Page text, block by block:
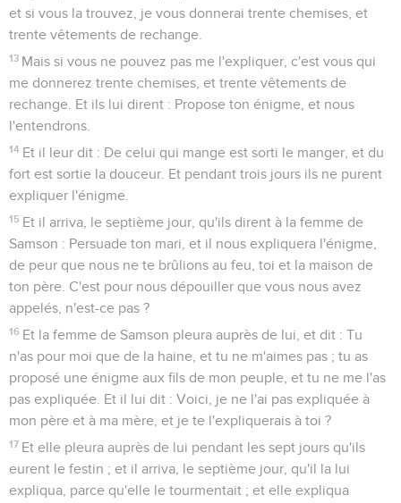
et si vous la trouvez, je vous donnerai trente chemises, et
trente vêtements de rechange.
13 Mais si vous ne pouvez pas me l'expliquer, c'est vous qui
me donnerez trente chemises, et trente vêtements de
rechange. Et ils lui dirent : Propose ton énigme, et nous
l'entendrons.
14 Et il leur dit : De celui qui mange est sorti le manger, et du
fort est sortie la douceur. Et pendant trois jours ils ne purent
expliquer l'énigme.
15 Et il arriva, le septième jour, qu'ils dirent à la femme de
Samson : Persuade ton mari, et il nous expliquera l'énigme,
de peur que nous ne te brûlions au feu, toi et la maison de
ton père. C'est pour nous dépouiller que vous nous avez
appelés, n'est-ce pas ?
16 Et la femme de Samson pleura auprès de lui, et dit : Tu
n'as pour moi que de la haine, et tu ne m'aimes pas ; tu as
proposé une énigme aux fils de mon peuple, et tu ne me l'as
pas expliquée. Et il lui dit : Voici, je ne l'ai pas expliquée à
mon père et à ma mère, et je te l'expliquerais à toi ?
17 Et elle pleura auprès de lui pendant les sept jours qu'ils
eurent le festin ; et il arriva, le septième jour, qu'il la lui
expliqua, parce qu'elle le tourmentait ; et elle expliqua